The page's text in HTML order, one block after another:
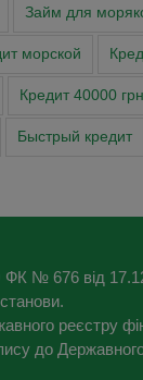
Займ для
морской
Кредит 40000 грн
Быстрый кредит
№ 676 від
реєстру
до